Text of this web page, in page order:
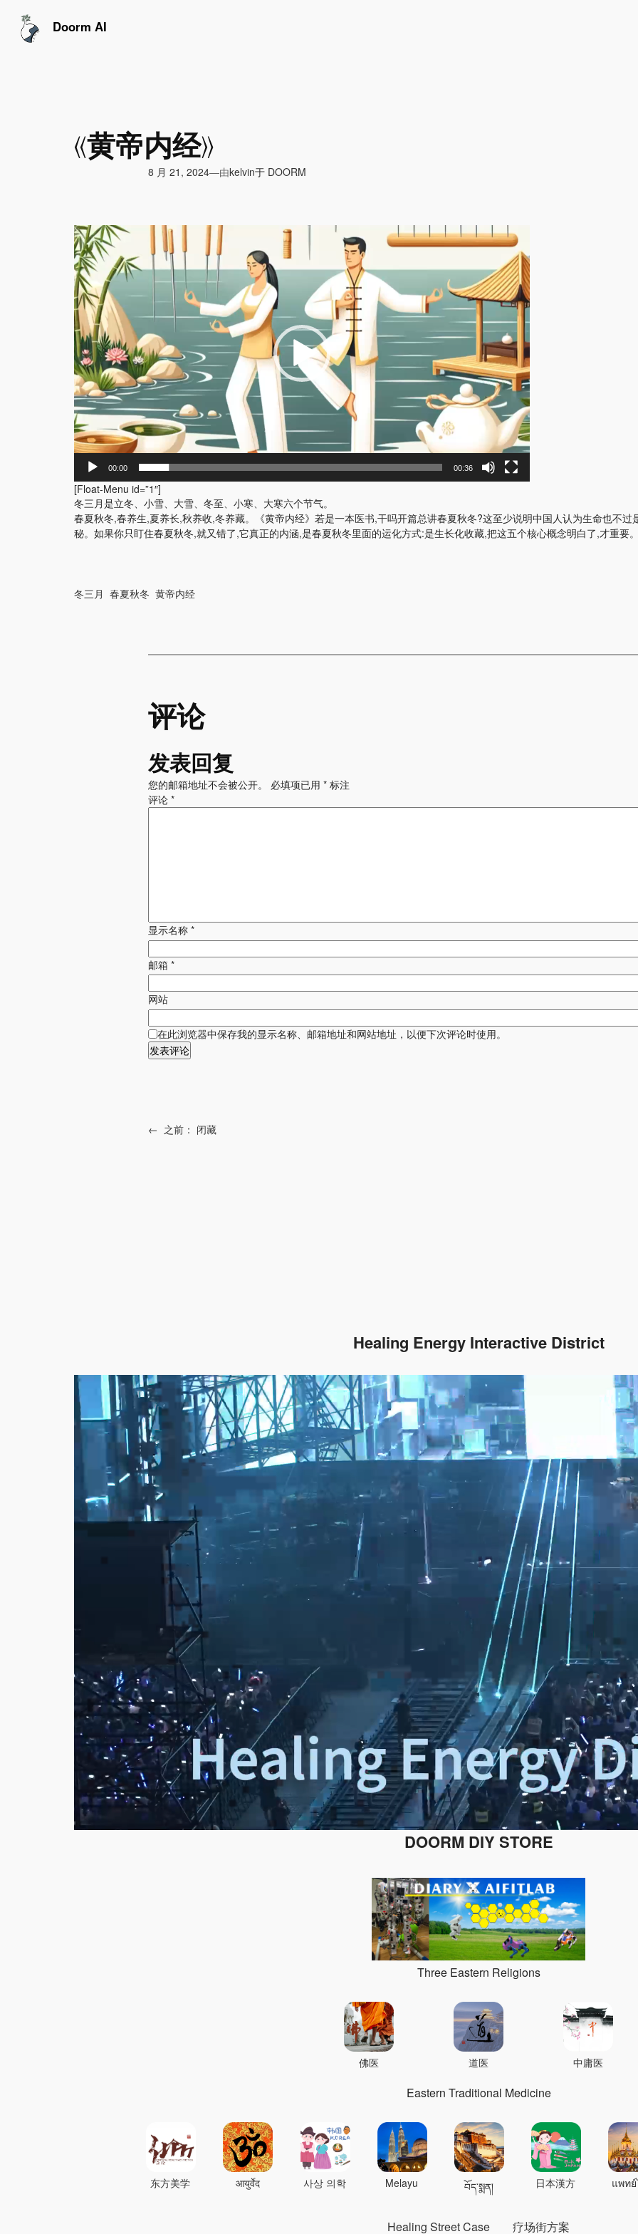
Doorm AI
《黄帝内经》
8 月 21, 2024—由kelvin于 DOORM
视
频
播
放
器
00:00 00:36
[Float-Menu id=”1″]
冬三月是立冬、小雪、大雪、冬至、小寒、大寒六个节气。
春夏秋冬,春养生,夏养长,秋养收,冬养藏。《黄帝内经》若是一本医书,干吗开篇总讲春夏秋冬?这至少说明中国人认为生命也不
秘。如果你只盯住春夏秋冬,就又错了,它真正的内涵,是春夏秋冬里面的运化方式:是生长化收藏,把这五个核心概念明白了,才重要。
冬三月 春夏秋冬 黄帝内经
评论
发表回复
您的邮箱地址不会被公开。 必填项已用 * 标注
评论 *
显示名称 *
邮箱 *
网站
在此浏览器中保存我的显示名称、邮箱地址和网站地址，以便下次评论时使用。
← 之前： 闭藏
Healing Energy Interactive District
DOORM DIY STORE
Three Eastern Religions
佛医 道医 中庸医
Eastern Traditional Medicine
东方美学 आयुर्वेद 사상 의학 Melayu བོད་སྨན། 日本漢方 แพท
Healing Street Case 疗场街方案